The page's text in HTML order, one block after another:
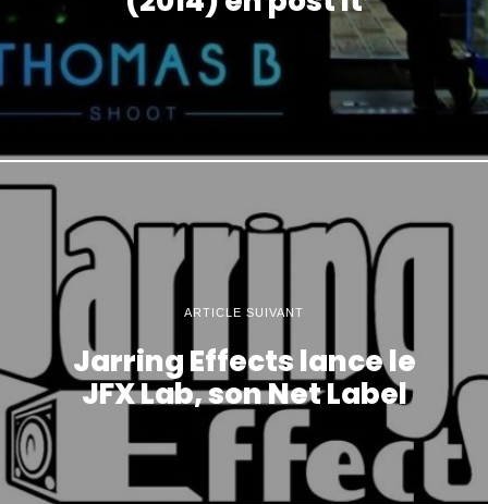
ARTICLE SUIVANT
Jarring Effects lance le
JFX Lab, son Net Label